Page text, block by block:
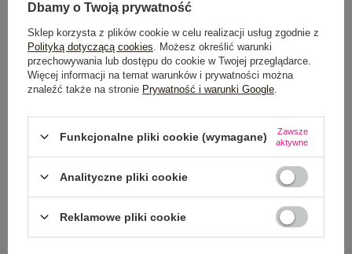
OPIS PRODUKTU
GŁÓWNE PARAMETRY
WYSYŁKA I DOSTAWA
ZWROTY I REKLAMACJE
PRODUKTY ZE STYLIZACJI
Dbamy o Twoją prywatność
Sklep korzysta z plików cookie w celu realizacji usług zgodnie z
Polityką dotyczącą cookies . Możesz określić warunki
przechowywania lub dostępu do cookie w Twojej przeglądarce.
Więcej informacji na temat warunków i prywatności można
znaleźć także na stronie Prywatność i warunki Google
Funkcjonalne pliki cookie (wymagane)
Zawsze
aktywne
Analityczne pliki cookie
Reklamowe pliki cookie